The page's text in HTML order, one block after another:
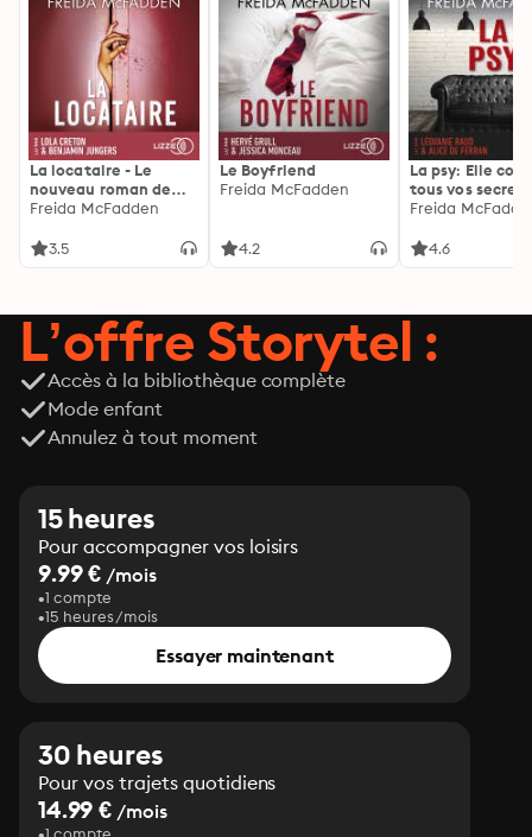
La locataire - Le
nouveau roman de
l'autrice de La femme
Freida McFadden
3.5
Le Boyfriend
Freida McFadden
4.2
La psy: Elle
tous vos
découvrez les
Freida
4.6
L’offre Storytel :
Accès à la bibliothèque complète
Mode enfant
Annulez à tout moment
15 heures
Pour accompagner vos loisirs
9.99 € /mois
1 compte
15 heures/mois
Essayer maintenant
30 heures
Pour vos trajets quotidiens
14.99 € /mois